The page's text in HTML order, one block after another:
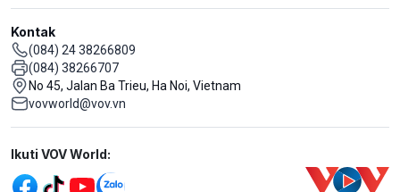
Kontak
(084) 24 38266809
(084) 38266707
No 45, Jalan Ba Trieu, Ha Noi, Vietnam
vovworld@vov.vn
Mạng xã hội
Ikuti VOV World: